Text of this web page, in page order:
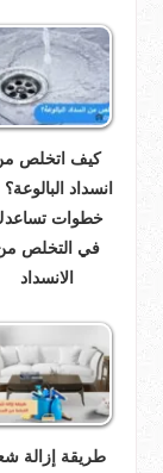
كيف اتخلص
خطوات
في التخلص
الانسداد
طريقة إزالة